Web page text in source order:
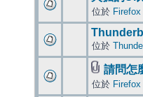
位於 Firefox
位於
請問怎
位於 Firefox